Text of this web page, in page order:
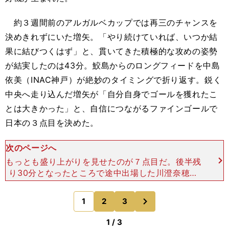
約３週間前のアルガルベカップでは再三のチャンスを
決めきれずにいた増矢。「やり続けていれば、いつか結
果に結びつくはず」と、貫いてきた積極的な攻めの姿勢
が結実したのは43分。鮫島からのロングフィードを中島
依美（INAC神戸）が絶妙のタイミングで折り返す。鋭く
中央へ走り込んだ増矢が「自分自身でゴールを獲れたこ
とは大きかった」と、自信につながるファインゴールで
日本の３点目を決めた。
次のページへ
もっとも盛り上がりを見せたのが７点目だ。後半残
り30分となったところで途中出場した川澄奈穂美
（シアトル・レイン）は「勝つことはわかっていた
ゲームでしたけど、そういうときにこそ、守備のと
ころ、戻るところ
1 2 3
1 / 3